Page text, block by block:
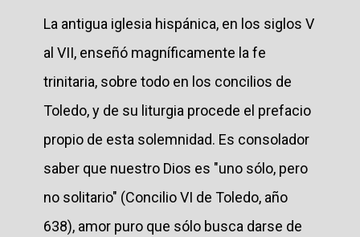
La antigua iglesia hispánica, en los siglos V
al VII, enseñó magníficamente la fe
trinitaria, sobre todo en los concilios de
Toledo, y de su liturgia procede el prefacio
propio de esta solemnidad. Es consolador
saber que nuestro Dios es "uno sólo, pero
no solitario" (Concilio VI de Toledo, año
638), amor puro que sólo busca darse de